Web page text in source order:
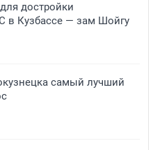
достройки
в Кузбассе — зам Шойгу
самый лучший